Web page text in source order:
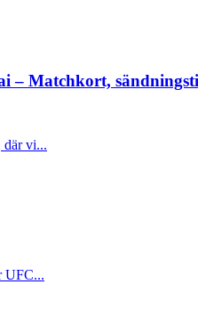
– Matchkort,
där vi...
UFC...